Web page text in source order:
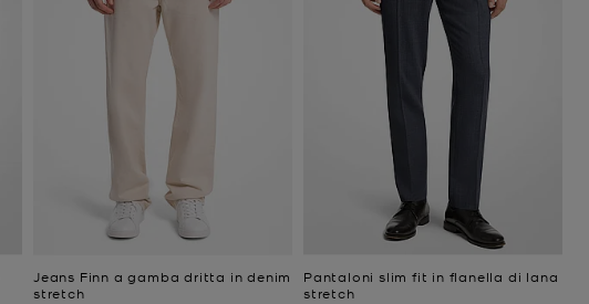
Jeans Finn a gamba dritta in denim
stretch
Pantaloni slim fit in flanella di lana
stretch